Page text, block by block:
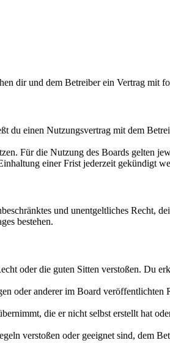
dir und dem Betreiber ein Vertrag mit
einen Nutzungsvertrag mit dem
Für die Nutzung des Boards gelten
einer Frist jederzeit gekündigt
und unentgeltliches Recht,
bestehen.
oder die guten Sitten verstoßen. Du
oder anderer im Board
die er nicht selbst erstellt hat
verstoßen oder geeignet sind, dem